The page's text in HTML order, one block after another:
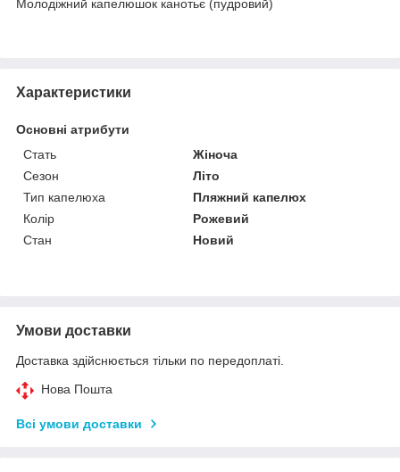
Молодіжний капелюшок канотьє (пудровий)
Характеристики
Основні атрибути
Стать
Жіноча
Сезон
Літо
Тип капелюха
Пляжний капелюх
Колір
Рожевий
Стан
Новий
Умови доставки
Доставка здійснюється тільки по передоплаті.
Нова Пошта
Всі умови доставки